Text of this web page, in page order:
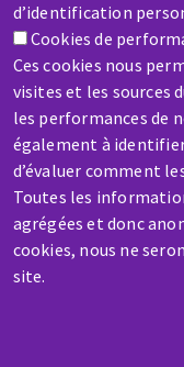
d’identification
Cookies de
Ces cookies nous
visites et les sources
les performances de
également à
d’évaluer comment
Toutes les
agrégées et donc
cookies, nous ne
site.